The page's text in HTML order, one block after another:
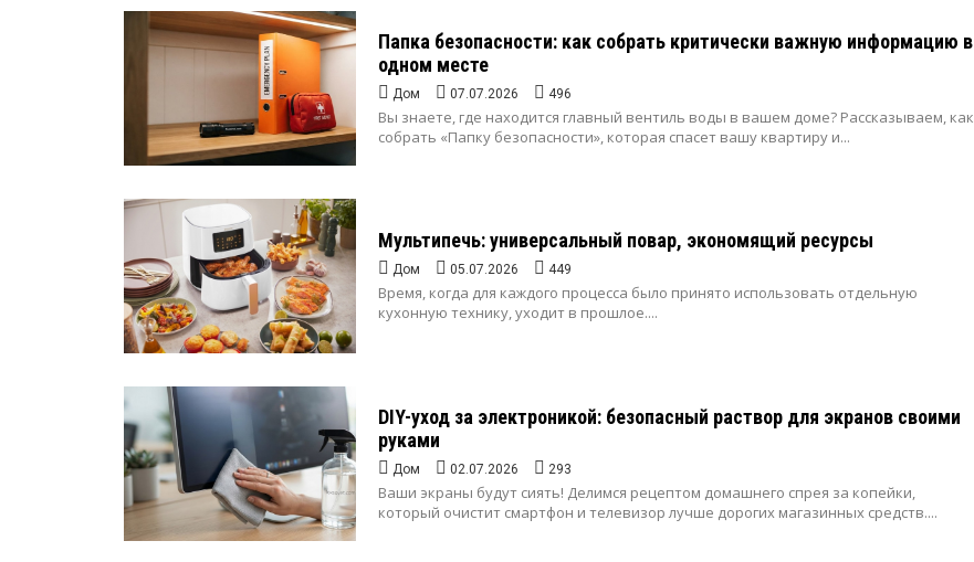
Папка безопасности: как собрать критически важную информацию в
одном месте
Дом 07.07.2026 496
Вы знаете, где находится главный вентиль воды в вашем доме? Рассказываем, как
собрать «Папку безопасности», которая спасет вашу квартиру и...
Мультипечь: универсальный повар, экономящий ресурсы
Дом 05.07.2026 449
Время, когда для каждого процесса было принято использовать отдельную
кухонную технику, уходит в прошлое....
DIY-уход за электроникой: безопасный раствор для экранов своими
руками
Дом 02.07.2026 293
Ваши экраны будут сиять! Делимся рецептом домашнего спрея за копейки,
который очистит смартфон и телевизор лучше дорогих магазинных средств....